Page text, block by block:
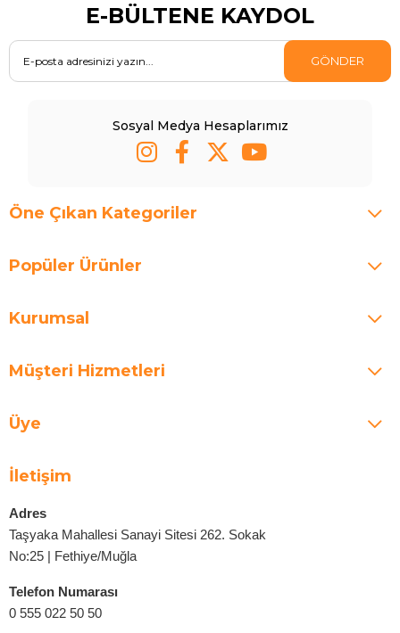
E-BÜLTENE KAYDOL
GÖNDER
Sosyal Medya Hesaplarımız
Öne Çıkan Kategoriler
Popüler Ürünler
Kurumsal
Müşteri Hizmetleri
Üye
İletişim
Adres
Taşyaka Mahallesi Sanayi Sitesi 262. Sokak
No:25 | Fethiye/Muğla
Telefon Numarası
0 555 022 50 50